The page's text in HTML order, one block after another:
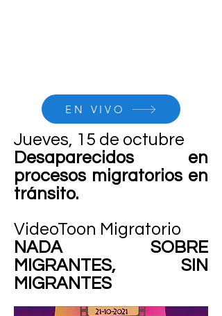
EN VIVO
Jueves, 15 de octubre
Desaparecidos en
procesos migratorios en
tránsito.
VideoToon Migratorio
NADA SOBRE
MIGRANTES, SIN
MIGRANTES